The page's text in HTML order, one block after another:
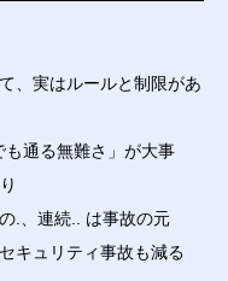
、実はルールと制限があ
も通る無難さ」が大事
.、連続.. は事故の元
キュリティ事故も減る